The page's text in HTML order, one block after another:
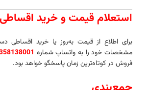
استعلام قیمت و خرید اقساطی
مشخصات خود را به واتساپ شماره
فروش در کوتاه‌ترین زمان پاسخگو خواهد بود.